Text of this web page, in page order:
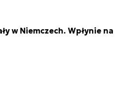
w Niemczech. Wpłynie na